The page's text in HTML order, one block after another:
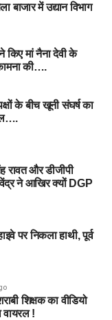
बाजार में उद्यान विभाग
किए मां नैना देवी के
की….
के बीच खूनी संघर्ष का
रावत और डीजीपी
ने आखिर क्यों DGP
पर निकला हाथी, पूर्व
शिक्षक का वीडियो
वायरल !